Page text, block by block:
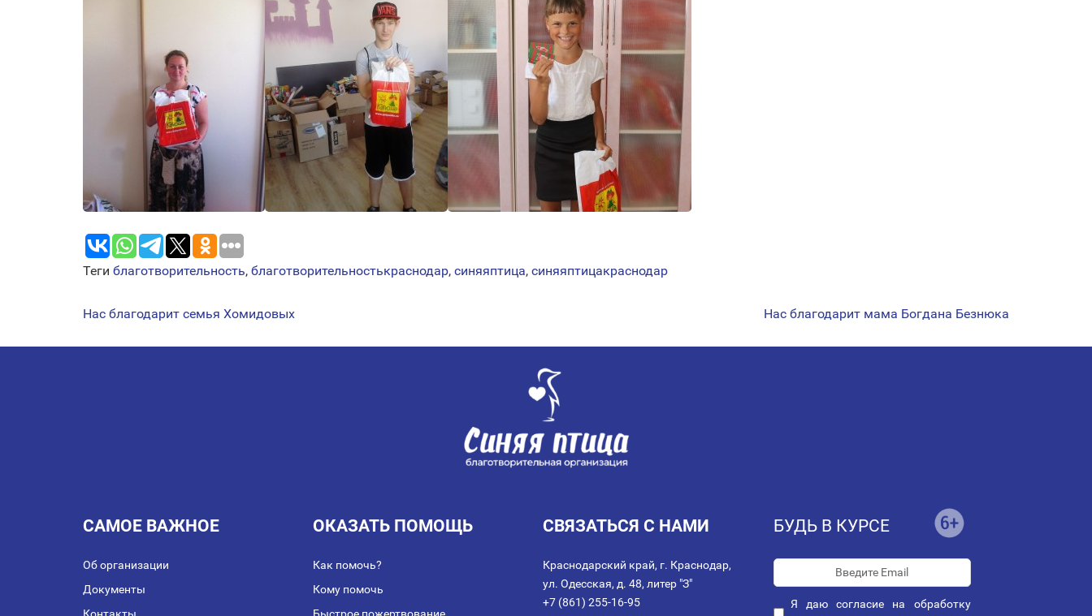
Теги благотворительность, благотворительностькраснодар, синяяптица, синяяптицакраснодар
НАВИГАЦИЯ
ПО
Наc благодарит семья Хомидовых Нас благодарит мама Богдана Безнюка
САМОЕ ВАЖНОЕ
Об организации
Документы
ОКАЗАТЬ ПОМОЩЬ
Как помочь?
Кому помочь
СВЯЗАТЬСЯ С НАМИ
Краснодарский край, г. Краснодар,
ул. Одесская, д. 48, литер "З"
+7 (861) 255-16-95
БУДЬ В КУРСЕ
Я даюсогласие на обработку